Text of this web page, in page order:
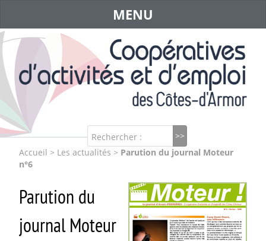
Rechercher :
MENU
Accueil > Les actualités > Parution du journal Moteur
n°6
Parution du
journal Moteur